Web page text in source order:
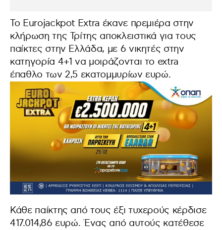
Το Eurojackpot Extra έκανε πρεμιέρα στην
κλήρωση της Τρίτης αποκλειστικά για τους
παίκτες στην Ελλάδα, με 6 νικητές στην
κατηγορία 4+1 να μοιράζονται το extra
έπαθλο των 2,5 εκατομμυρίων ευρώ.
Κάθε παίκτης από τους έξι τυχερούς κέρδισε
417.014,86 ευρώ. Ένας από αυτούς κατέθεσε